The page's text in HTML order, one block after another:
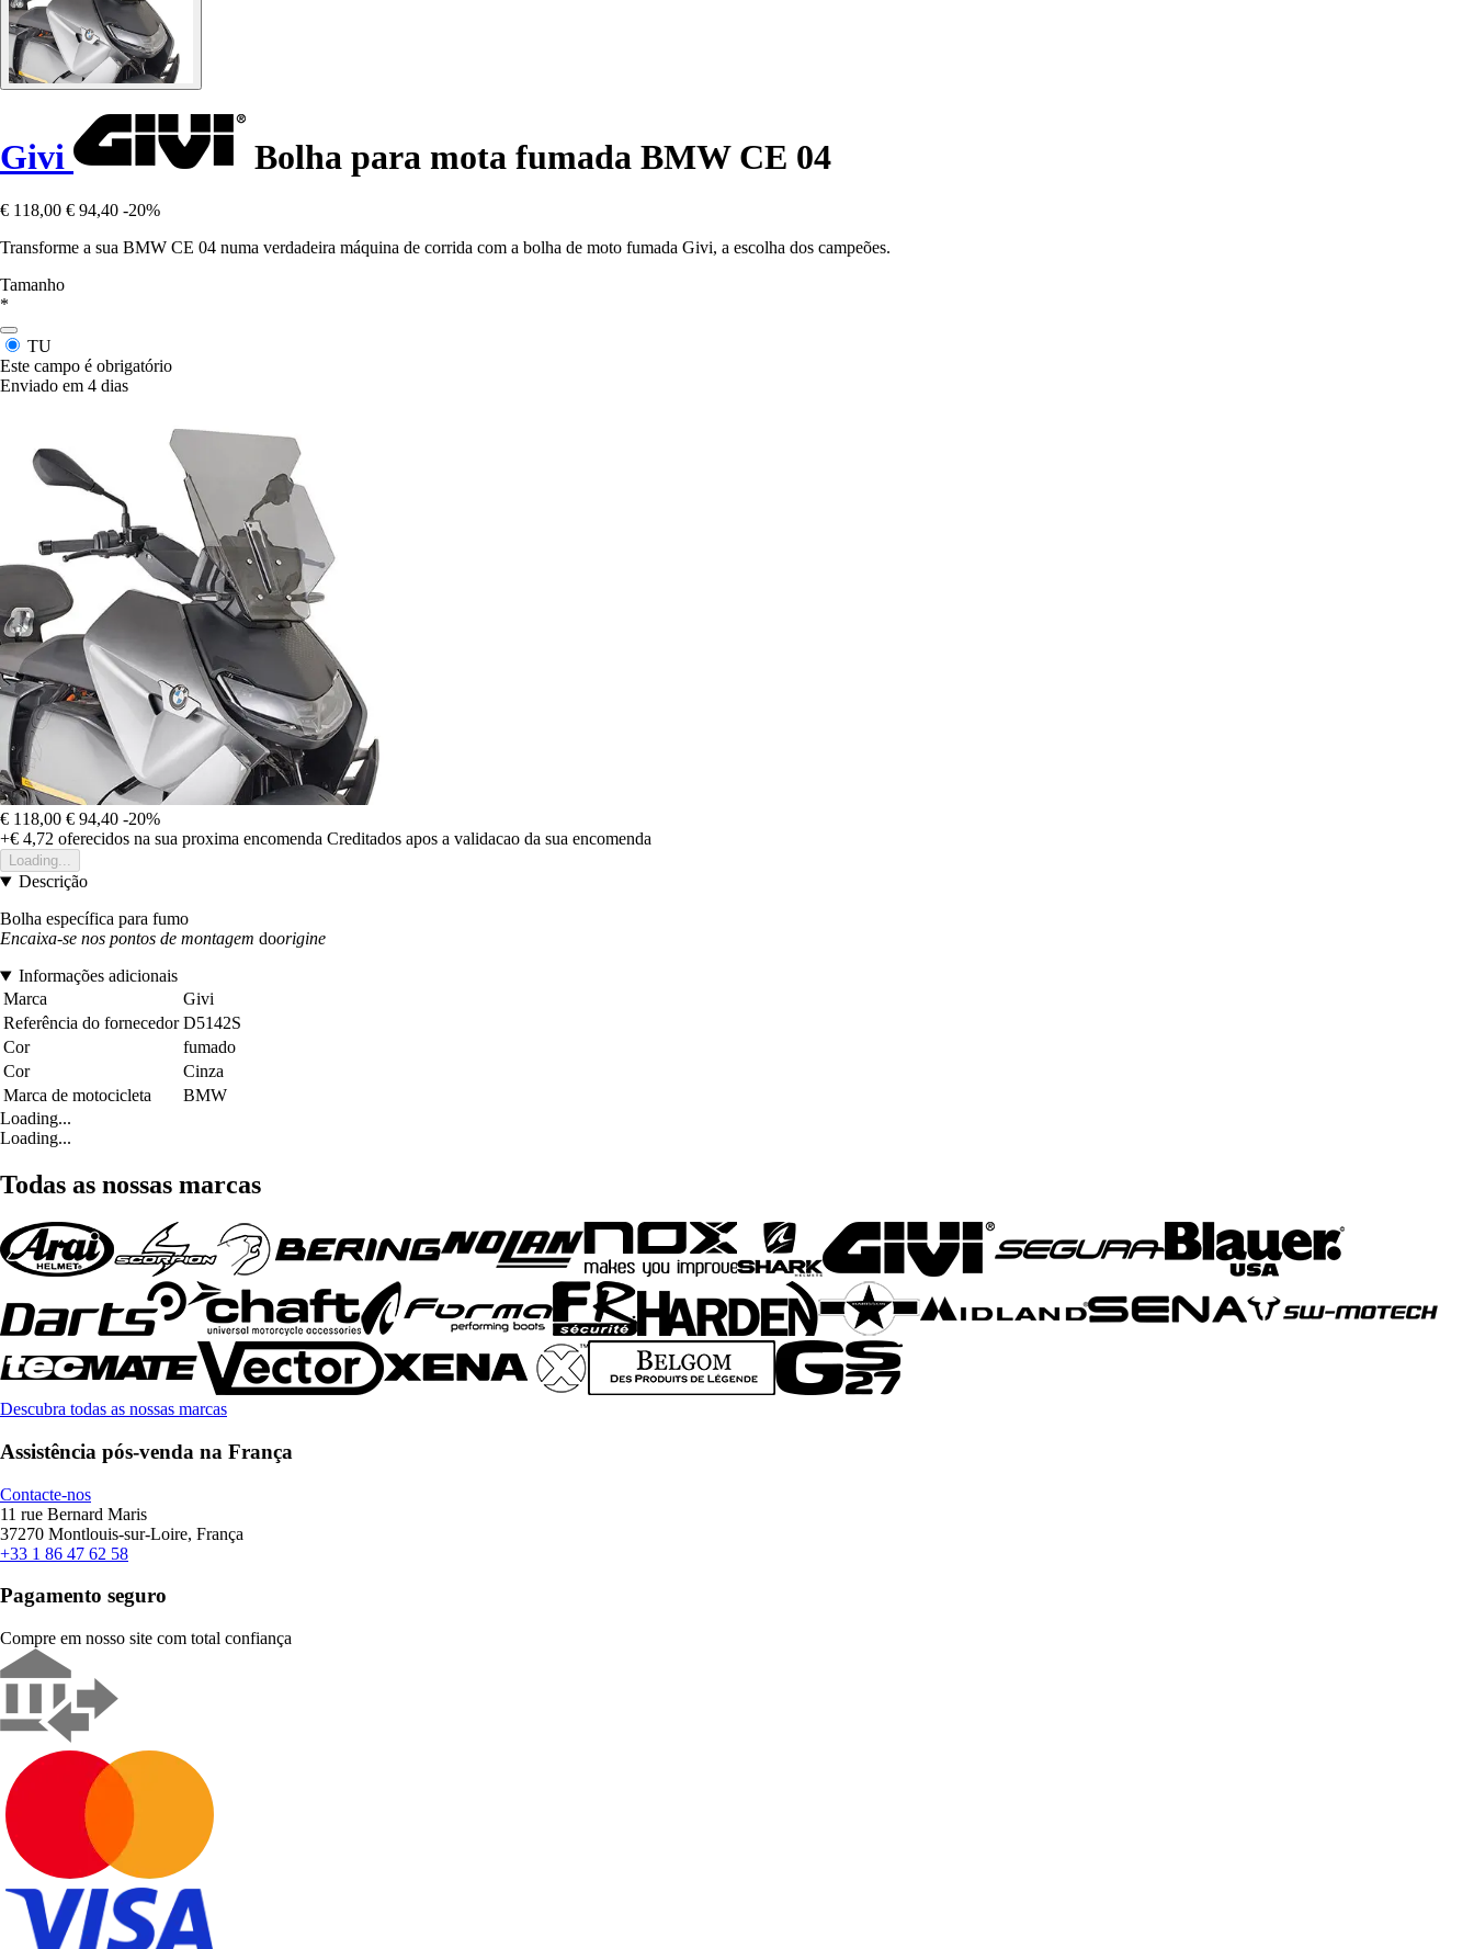
Givi Bolha para mota fumada BMW CE 04
€ 118,00 € 94,40 -20%
Transforme a sua BMW CE 04 numa verdadeira máquina de corrida com a bolha de moto fumada Givi, a escolha dos campeões.
Tamanho
*
TU
Este campo é obrigatório
Enviado em 4 dias
€ 118,00 € 94,40 -20%
+€ 4,72 oferecidos na sua proxima encomenda Creditados apos a validacao da sua encomenda
Loading...
Descrição
Bolha específica para fumo
Encaixa-se nos pontos de montagem doorigine
Informações adicionais
Marca
Givi
Referência do fornecedor D5142S
Cor
fumado
Cor
Cinza
Marca de motocicleta
BMW
Loading...
Loading...
Todas as nossas marcas
Descubra todas as nossas marcas
Assistência pós-venda na França
Contacte-nos
11 rue Bernard Maris
37270 Montlouis-sur-Loire, França
+33 1 86 47 62 58
Pagamento seguro
Compre em nosso site com total confiança